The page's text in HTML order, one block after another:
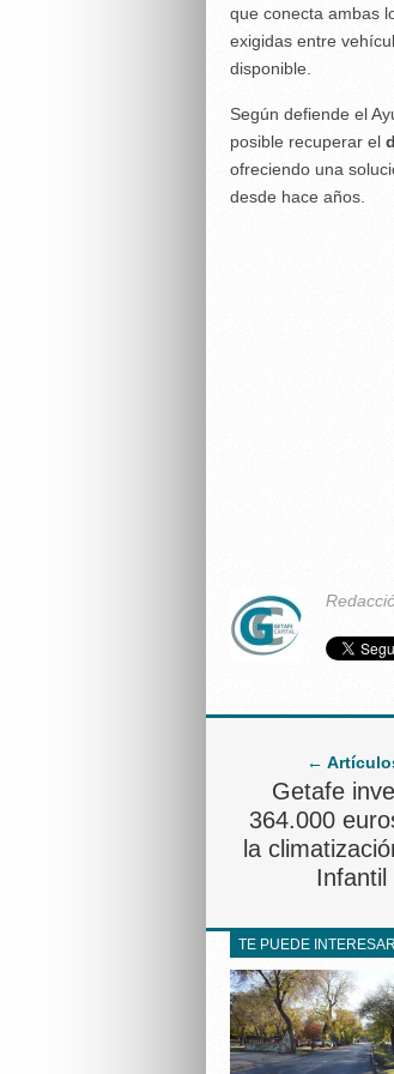
que conecta ambas
exigidas entre
disponible.
Según defiende el
posible recuperar el
ofreciendo una
desde hace años.
←
Getafe
364.000
la
Infantil
TE PUEDE